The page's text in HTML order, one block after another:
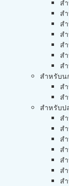
ส
ส
ส
ส
ส
ส
ส
สำหรับน
ส
ส
สำหรับป
ส
ส
ส
ส
ส
ส
ส